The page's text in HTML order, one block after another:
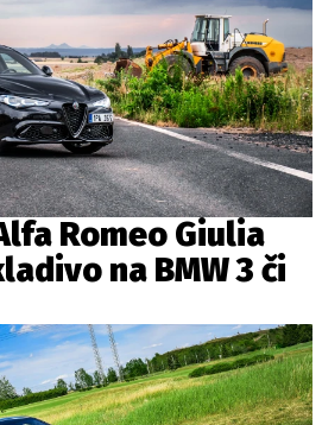
Romeo Giulia
na BMW 3 či